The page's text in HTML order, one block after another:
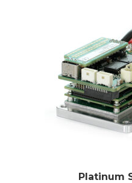
Platinum